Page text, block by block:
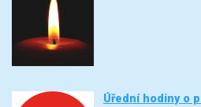
Úřední hodiny o